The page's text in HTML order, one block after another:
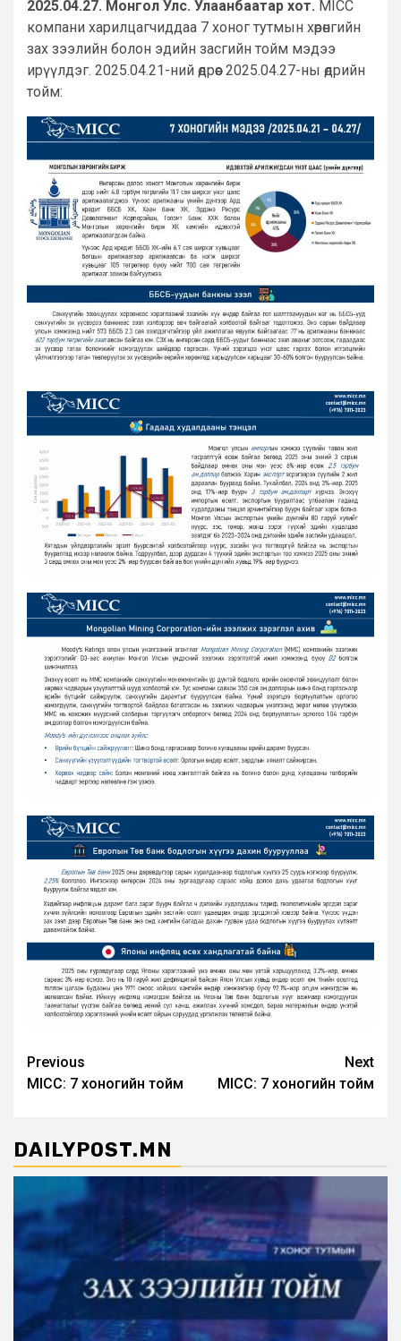
2025.04.27. Монгол Улс. Улаанбаатар хот. MICC
компани харилцагчиддаа 7 хоног тутмын хөрөнгийн
зах зээлийн болон эдийн засгийн тойм мэдээ
ирүүлдэг. 2025.04.21-ний өдрөөс 2025.04.27-ны өдрийн
тойм:
Post
navigation
Previous
MICC: 7 хоногийн тойм
Next
MICC: 7 хоногийн тойм
DAILYPOST.MN